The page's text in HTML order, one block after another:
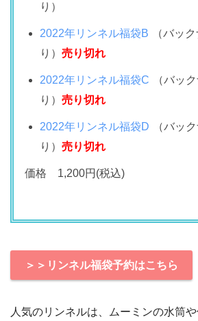
り）
2022年リンネル福袋B
（バッ
り）売り切れ
2022年リンネル福袋C
（バッ
り）売り切れ
2022年リンネル福袋D
（バッ
り）売り切れ
価格 1,200円(税込)
＞＞リンネル福袋予約はこちら
人気のリンネルは、ムーミンの水筒